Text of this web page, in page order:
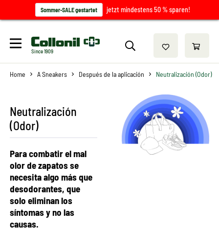
Sommer-SALE gestartet jetzt mindestens 50 % sparen!
Since 1909
Home A Sneakers Después de la aplicación Neutralización (Odor)
Neutralización
(Odor)
Para combatir el mal
olor de zapatos se
necesita algo más que
desodorantes, que
solo eliminan los
síntomas y no las
causas.